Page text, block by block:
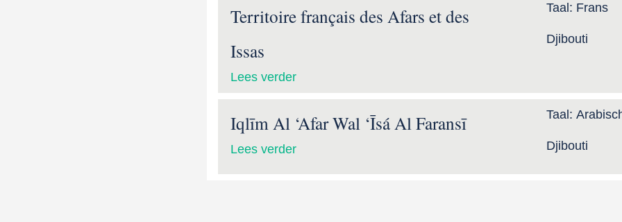
Territoire français des Afars et des
Issas
Taal: Frans
Djibouti
Lees verder
Iqlīm Al ‘Afar Wal ‘Īsá Al Faransī Taal:
Djibouti
Lees verder